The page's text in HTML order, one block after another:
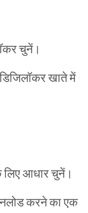
चुनें।
डिजिलॉकरखातेमें
लिएआधारचुनें।
करनेकाएक